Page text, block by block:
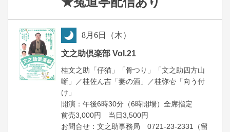
8月6日（木）
文之助倶楽部 Vol.21
桂文之助「仔猫」「骨つり」「文之助四方山
噺」／桂佐ん吉「妻の酒」／桂弥壱「向う付
け」
開演：午後6時30分（6時開場）全席指定
前売3,000円 当日3,500円
お問合せ：文之助事務局 0721-23-2331（留